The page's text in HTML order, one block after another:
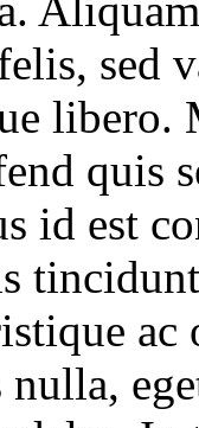
sed
quis
id est
ac